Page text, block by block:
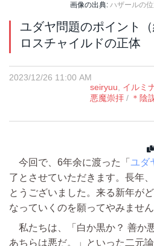
画像の出典: ハザールの
ユダヤ問題のポイント
ロスチャイルドの正体
2023/12/26 11:00 AM
seiryuu
イルミ
悪魔崇拝 / ＊陰
今回で、6年余に渡った「 ユダ
了とさせていただきます。長年
とうございました。来る新年が
なっていくのを願ってやみません
私たちは、「白か黒か？ 善か
あちらは悪だ。」といった二元